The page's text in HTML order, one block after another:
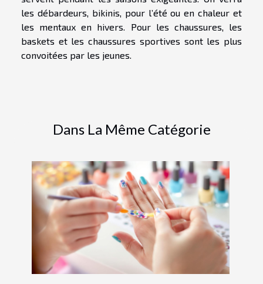
les débardeurs, bikinis, pour l’été ou en chaleur et
les mentaux en hivers. Pour les chaussures, les
baskets et les chaussures sportives sont les plus
convoitées par les jeunes.
Dans La Même Catégorie